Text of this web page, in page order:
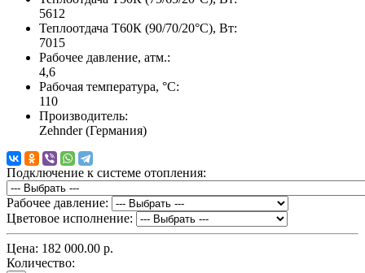
5612
Теплоотдача Т60К (90/70/20°C), Вт:
7015
Рабочее давление, атм.:
4,6
Рабочая температура, °C:
110
Производитель:
Zehnder (Германия)
Подключение к системе отопления:
Рабочее давление:
Цветовое исполнение:
Цена: 182 000.00 р.
Количество: